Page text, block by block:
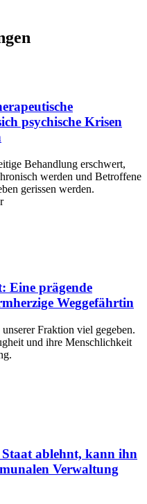
psychische Krisen
Behandlung erschwert,
werden und Betroffene
gerissen werden.
: Eine prägende
Weggefährtin
Fraktion viel gegeben.
und ihre Menschlichkeit
ablehnt, kann ihn
Verwaltung